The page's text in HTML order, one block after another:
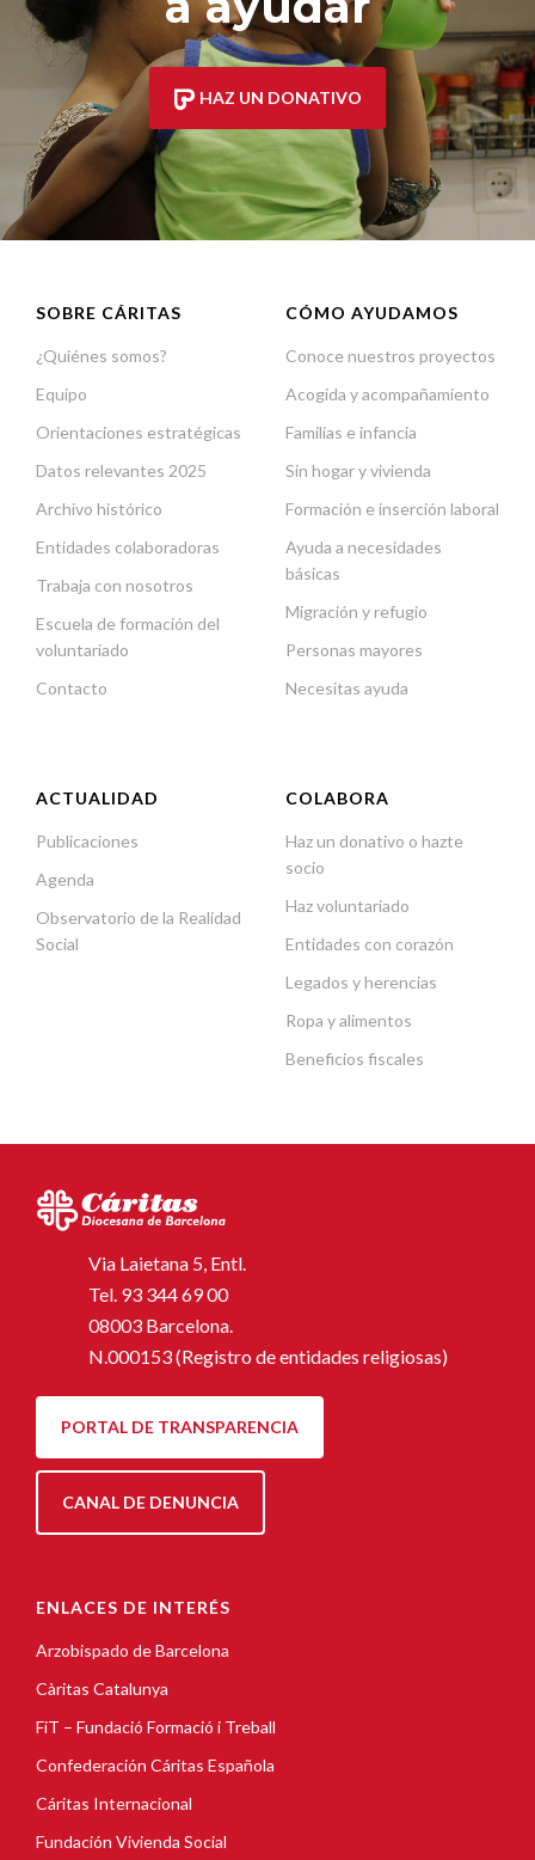
HAZ UN DONATIVO
SOBRE CÁRITAS
¿Quiénes somos?
Equipo
Orientaciones estratégicas
Datos relevantes 2025
Archivo histórico
Entidades colaboradoras
Trabaja con nosotros
Escuela de formación del
voluntariado
Contacto
CÓMO AYUDAMOS
Conoce nuestros proyectos
Acogida y acompañamiento
Familias e infancia
Sin hogar y vivienda
Formación e inserción laboral
Ayuda a necesidades
básicas
Migración y refugio
Personas mayores
Necesitas ayuda
ACTUALIDAD
Publicaciones
Agenda
Observatorio de la Realidad
Social
COLABORA
Haz un donativo o hazte
socio
Haz voluntariado
Entidades con corazón
Legados y herencias
Ropa y alimentos
Beneficios fiscales
Via Laietana 5, Entl.
Tel. 93 344 69 00
08003 Barcelona.
N.000153 (Registro de entidades religiosas)
PORTAL DE TRANSPARENCIA
CANAL DE DENUNCIA
ENLACES DE INTERÉS
Arzobispado de Barcelona
Càritas Catalunya
FiT – Fundació Formació i Treball
Confederación Cáritas Española
Cáritas Internacional
Fundación Vivienda Social